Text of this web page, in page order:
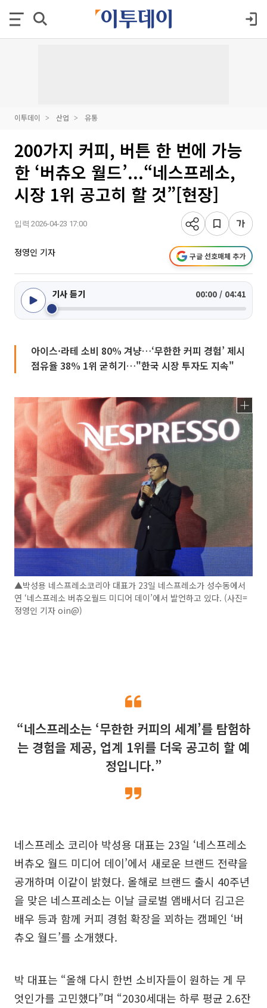
이투데이 산업 유통
200가지 커피, 버튼 한 번에 가능
한 ‘버츄오 월드’...“네스프레소,
시장 1위 공고히 할 것”[현장]
입력 2026-04-23 17:00
정영인 기자 구글 선호매체 추가
기사 듣기 00:00 / 04:41
아이스·라테 소비 80% 겨냥…‘무한한 커피 경험’ 제시
점유율 38% 1위 굳히기…"한국 시장 투자도 지속"
▲박성용 네스프레소코리아 대표가 23일 네스프레소가 성수동에서
연 ‘네스프레소 버츄오월드 미디어 데이’에서 발언하고 있다. (사진=
정영인 기자 oin@)
“네스프레소는 ‘무한한 커피의 세계’를 탐험하
는 경험을 제공, 업계 1위를 더욱 공고히 할 예
정입니다.”
네스프레소 코리아 박성용 대표는 23일 ‘네스프레소
버츄오 월드 미디어 데이’에서 새로운 브랜드 전략을
공개하며 이같이 밝혔다. 올해로 브랜드 출시 40주년
을 맞은 네스프레소는 이날 글로벌 앰배서더 김고은
배우 등과 함께 커피 경험 확장을 꾀하는 캠페인 ‘버
츄오 월드’를 소개했다.
박 대표는 “올해 다시 한번 소비자들이 원하는 게 무
엇인가를 고민했다”며 “2030세대는 하루 평균 2.6잔